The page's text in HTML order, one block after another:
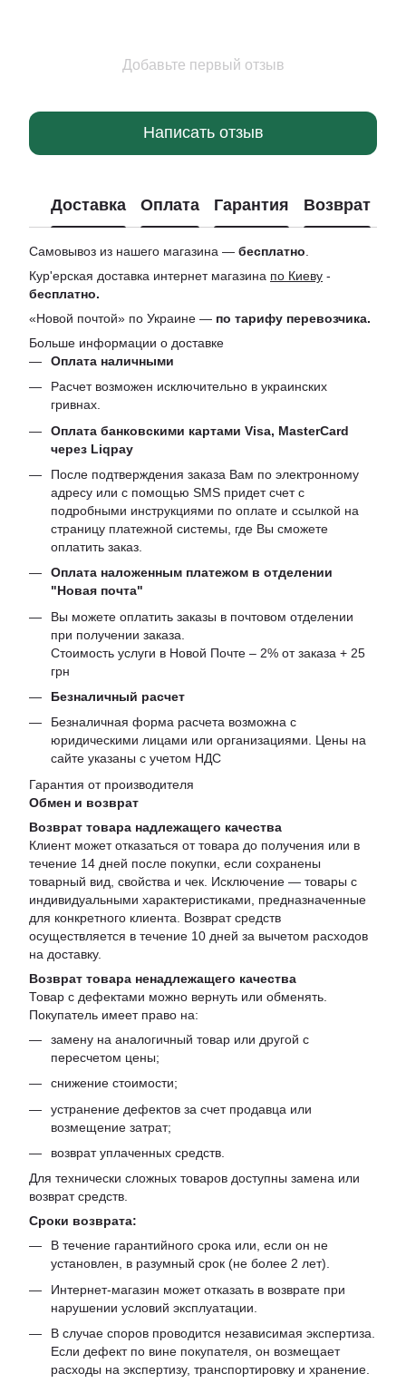
Добавьте первый отзыв
Написать отзыв
Доставка Оплата Гарантия Возврат
Самовывоз из нашего магазина — бесплатно
Кур'ерская доставка интернет магазина по Киеву -
бесплатно.
«Новой почтой» по Украине — по тарифу перевозчика.
Больше информации о доставке
Оплата наличными
Расчет возможен исключительно в украинских
гривнах.
Оплата банковскими картами Visa, MasterCard
через Liqpay
После подтверждения заказа Вам по электронному
адресу или с помощью SMS придет счет с
подробными инструкциями по оплате и ссылкой на
страницу платежной системы, где Вы сможете
оплатить заказ.
Оплата наложенным платежом в отделении
"Новая почта"
Вы можете оплатить заказы в почтовом отделении
при получении заказа.
Стоимость услуги в Новой Почте – 2% от заказа + 25
грн
Безналичный расчет
Безналичная форма расчета возможна с
юридическими лицами или организациями. Цены на
сайте указаны с учетом НДС
Гарантия от производителя
Обмен и возврат
Возврат товара надлежащего качества
Клиент может отказаться от товара до получения или в
течение 14 дней после покупки, если сохранены
товарный вид, свойства и чек. Исключение — товары с
индивидуальными характеристиками, предназначенные
для конкретного клиента. Возврат средств
осуществляется в течение 10 дней за вычетом расходов
на доставку.
Возврат товара ненадлежащего качества
Товар с дефектами можно вернуть или обменять.
Покупатель имеет право на:
замену на аналогичный товар или другой с
пересчетом цены;
снижение стоимости;
устранение дефектов за счет продавца или
возмещение затрат;
возврат уплаченных средств.
Для технически сложных товаров доступны замена или
возврат средств.
Сроки возврата:
В течение гарантийного срока или, если он не
установлен, в разумный срок (не более 2 лет).
Интернет-магазин может отказать в возврате при
нарушении условий эксплуатации.
В случае споров проводится независимая экспертиза.
Если дефект по вине покупателя, он возмещает
расходы на экспертизу, транспортировку и хранение.